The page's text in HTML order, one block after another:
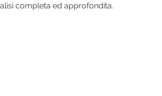
completa ed approfondita.